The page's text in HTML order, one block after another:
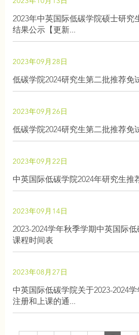
2023年中英国际低碳学院硕士研究
结果公示【更新...
2023年09月28日
低碳学院2024研究生第二批推荐免
2023年09月26日
低碳学院2024研究生第二批推荐免
2023年09月22日
中英国际低碳学院2024年研究生推
2023年09月14日
2023-2024学年秋季学期中英国际
课程时间表
2023年08月27日
中英国际低碳学院关于2023-2024
注册和上课的通...